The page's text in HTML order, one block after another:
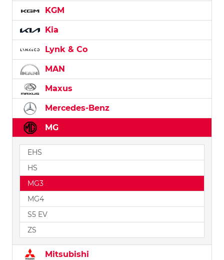
KGM
Kia
Lynk & Co
MAN
Maxus
Mercedes-Benz
MG
EHS
HS
MG3
MG4
S5 EV
ZS
Mitsubishi